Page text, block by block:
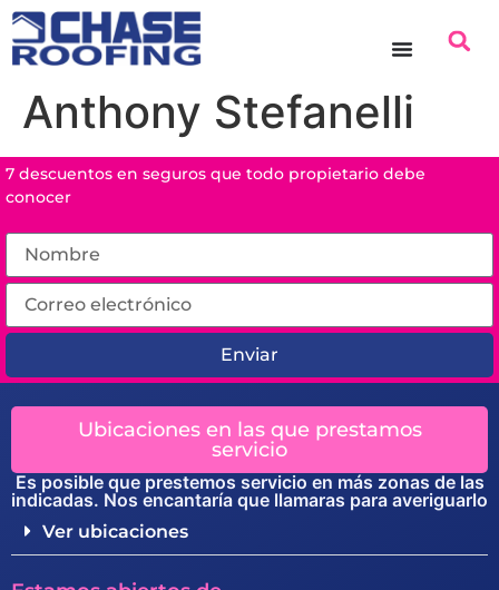
contenido
Anthony Stefanelli
7 descuentos en seguros que todo propietario debe
conocer
Enviar
Ubicaciones en las que prestamos
servicio
Es posible que prestemos servicio en más zonas de las
indicadas. Nos encantaría que llamaras para averiguarlo
Ver ubicaciones